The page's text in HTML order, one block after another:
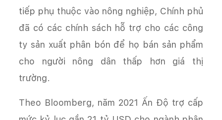
tiếp phụ thuộc vào nông nghiệp, Chính phủ
đã có các chính sách hỗ trợ cho các công
ty sản xuất phân bón để họ bán sản phẩm
cho người nông dân thấp hơn giá thị
trường.
Theo Bloomberg, năm 2021 Ấn Độ trợ cấp